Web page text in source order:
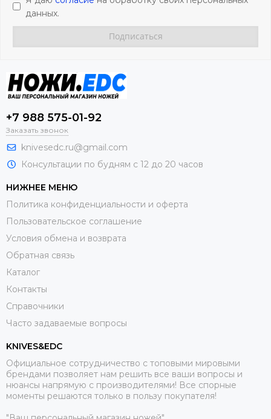
данных.
+7 988 575-01-92
Заказать звонок
knivesedc.ru@gmail.com
Консультации по будням с 12 до 20 часов
НИЖНЕЕ МЕНЮ
Политика конфиденциальности и оферта
Пользовательское соглашение
Условия обмена и возврата
Обратная связь
Каталог
Контакты
Справочники
Часто задаваемые вопросы
KNIVES&EDC
Официальное сотрудничество с топовыми мировыми
брендами позволяет нам решить все ваши вопросы и
нюансы напрямую с производителями! Все спорные
моменты решаются только в пользу покупателя!